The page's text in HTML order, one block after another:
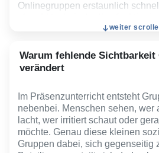
Onlinegruppen erstaunlich
Gehirn anders belastet. Viele
gleichzeitig: Zuhören,
und soziale Informationen aus
Signalen lesen. Diese
erzeugt oft schneller mentale
vergleichbare Situationen im
Deshalb reicht es im
weiter
Warum fehlende Sichtbarkeit
verändert
Im Präsenzunterricht entsteht
nebenbei. Menschen sehen, wer
lacht, wer irritiert schaut oder
möchte. Genau diese kleinen
Gruppen dabei, sich gegenseitig